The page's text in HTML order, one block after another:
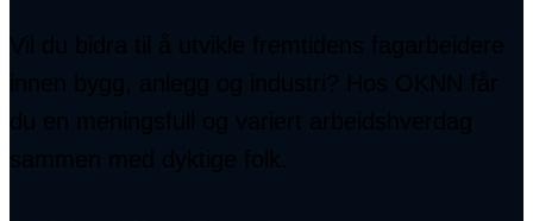
Vil du bidra til å utvikle fremtidens fagarbeidere
innen bygg, anlegg og industri? Hos OKNN får
du en meningsfull og variert arbeidshverdag
sammen med dyktige folk.